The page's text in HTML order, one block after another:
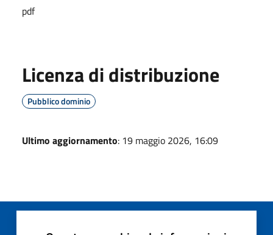
pdf
Licenza di distribuzione
Pubblico dominio
Ultimo aggiornamento: 19 maggio 2026, 16:09